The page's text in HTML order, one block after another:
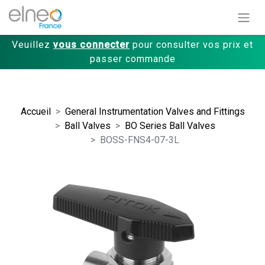
Veuillez vous connecter pour consulter vos prix et
passer commande
Accueil
General Instrumentation Valves and Fittings
Ball Valves
BO Series Ball Valves
BOSS-FNS4-07-3L